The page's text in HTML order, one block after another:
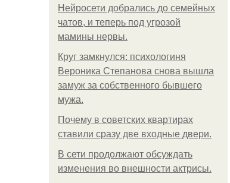
Нейросети добрались до семейных
чатов, и теперь под угрозой
мамины нервы.
Круг замкнулся: психологиня
Вероника Степанова снова вышла
замуж за собственного бывшего
мужа.
Почему в советских квартирах
ставили сразу две входные двери.
В сети продолжают обсуждать
изменения во внешности актрисы.